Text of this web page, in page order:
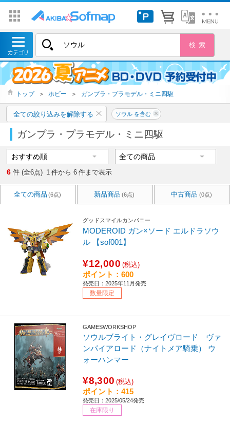
トップ ＞ ホビー ＞ ガンプラ・プラモデル・ミニ四駆
全ての絞り込みを解除する ソウル を含む
ガンプラ・プラモデル・ミニ四駆
6 件 (全6点) 1 件から 6 件まで表示
全ての商品 (6点) 新品商品 (6点) 中古商品 (0点)
グッドスマイルカンパニー
MODEROID ガン×ソード エルドラソウ
ル 【sof001】
¥12,000 (税込)
ポイント：600
発売日：2025年11月発売
数量限定
GAMESWORKSHOP
ソウルブライト・グレイヴロード ヴァ
ンパイアロード（ナイトメア騎乗） ウ
ォーハンマー
¥8,300 (税込)
ポイント：415
発売日：2025/05/24発売
在庫限り